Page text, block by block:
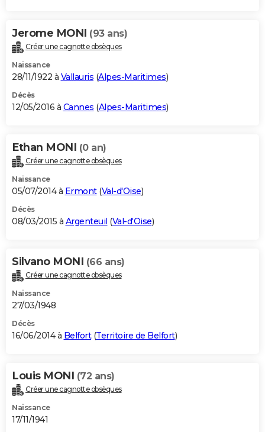
Jerome MONI (93 ans)
Créer une cagnotte obsèques
Naissance
28/11/1922 à Vallauris (Alpes-Maritimes)
Décès
12/05/2016 à Cannes (Alpes-Maritimes)
Ethan MONI (0 an)
Créer une cagnotte obsèques
Naissance
05/07/2014 à Ermont(Val-d'Oise)
Décès
08/03/2015 à Argenteuil (Val-d'Oise)
Silvano MONI (66 ans)
Créer une cagnotte obsèques
Naissance
27/03/1948
Décès
16/06/2014 à Belfort(Territoire de Belfort)
Louis MONI (72 ans)
Créer une cagnotte obsèques
Naissance
17/11/1941